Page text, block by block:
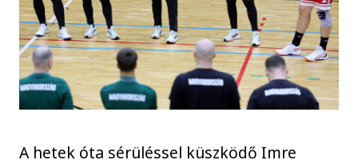
A hetek óta sérüléssel küszködő Imre